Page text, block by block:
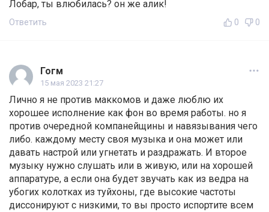
Лобар, ты влюбилась? он же алик!
Ответить 0 0
Гогм
15 мая 2023 21:27
Лично я не против маккомов и даже люблю их
хорошее исполнение как фон во время работы. но я
против очередной компанейщины и навязывания чего
либо. каждому месту своя музыка и она может или
давать настрой или угнетать и раздражать. И второе
музыку нужно слушать или в живую, или на хорошей
аппаратуре, а если она будет звучать как из ведра на
убогих колотках из туйхоны, где высокие частоты
диссонируют с низкими, то вы просто испортите всем